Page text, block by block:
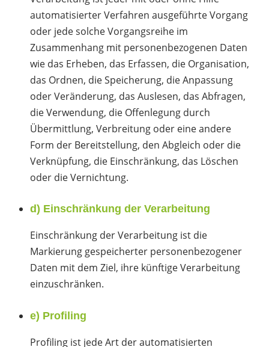
automatisierter Verfahren ausgeführte Vorgang
oder jede solche Vorgangsreihe im
Zusammenhang mit personenbezogenen Daten
wie das Erheben, das Erfassen, die Organisation,
das Ordnen, die Speicherung, die Anpassung
oder Veränderung, das Auslesen, das Abfragen,
die Verwendung, die Offenlegung durch
Übermittlung, Verbreitung oder eine andere
Form der Bereitstellung, den Abgleich oder die
Verknüpfung, die Einschränkung, das Löschen
oder die Vernichtung.
d) Einschränkung der Verarbeitung
Einschränkung der Verarbeitung ist die
Markierung gespeicherter personenbezogener
Daten mit dem Ziel, ihre künftige Verarbeitung
einzuschränken.
e) Profiling
Profiling ist jede Art der automatisierten